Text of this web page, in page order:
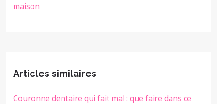
maison
Articles similaires
Couronne dentaire qui fait mal : que faire dans ce